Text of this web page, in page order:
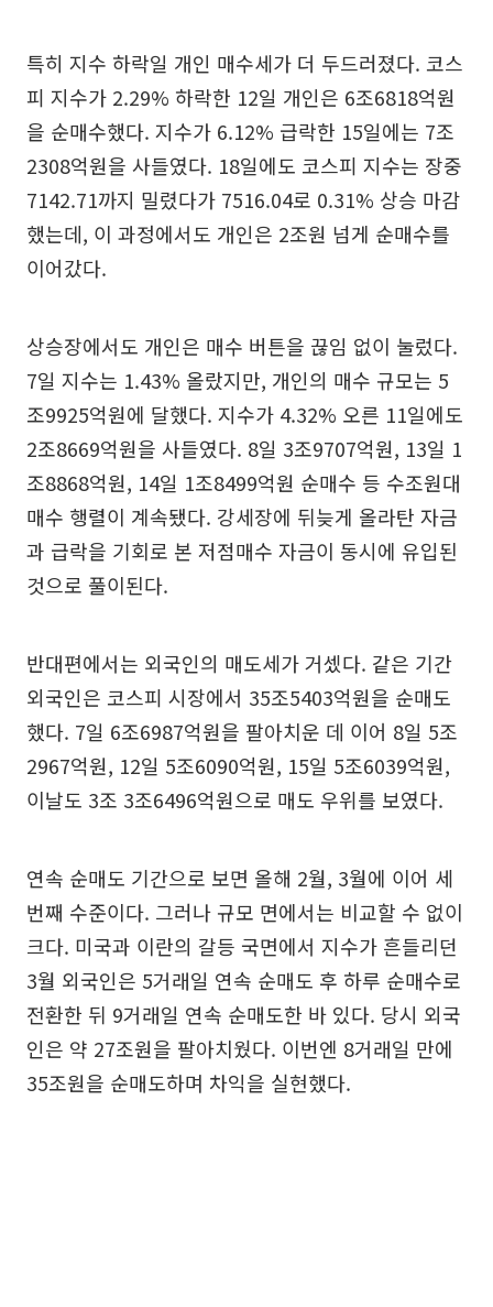
특히 지수 하락일 개인 매수세가 더 두드러졌다. 코스
피 지수가 2.29% 하락한 12일 개인은 6조6818억원
을 순매수했다. 지수가 6.12% 급락한 15일에는 7조
2308억원을 사들였다. 18일에도 코스피 지수는 장중
7142.71까지 밀렸다가 7516.04로 0.31% 상승 마감
했는데, 이 과정에서도 개인은 2조원 넘게 순매수를
이어갔다.
상승장에서도 개인은 매수 버튼을 끊임 없이 눌렀다.
7일 지수는 1.43% 올랐지만, 개인의 매수 규모는 5
조9925억원에 달했다. 지수가 4.32% 오른 11일에도
2조8669억원을 사들였다. 8일 3조9707억원, 13일 1
조8868억원, 14일 1조8499억원 순매수 등 수조원대
매수 행렬이 계속됐다. 강세장에 뒤늦게 올라탄 자금
과 급락을 기회로 본 저점매수 자금이 동시에 유입된
것으로 풀이된다.
반대편에서는 외국인의 매도세가 거셌다. 같은 기간
외국인은 코스피 시장에서 35조5403억원을 순매도
했다. 7일 6조6987억원을 팔아치운 데 이어 8일 5조
2967억원, 12일 5조6090억원, 15일 5조6039억원,
이날도 3조 3조6496억원으로 매도 우위를 보였다.
연속 순매도 기간으로 보면 올해 2월, 3월에 이어 세
번째 수준이다. 그러나 규모 면에서는 비교할 수 없이
크다. 미국과 이란의 갈등 국면에서 지수가 흔들리던
3월 외국인은 5거래일 연속 순매도 후 하루 순매수로
전환한 뒤 9거래일 연속 순매도한 바 있다. 당시 외국
인은 약 27조원을 팔아치웠다. 이번엔 8거래일 만에
35조원을 순매도하며 차익을 실현했다.